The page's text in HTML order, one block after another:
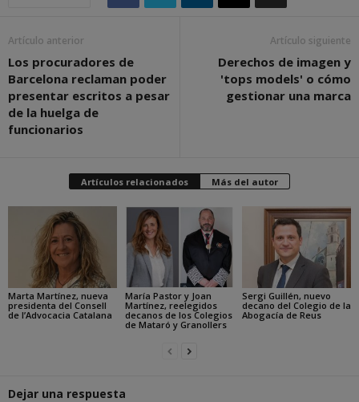
Artículo anterior
Los procuradores de
Barcelona reclaman poder
presentar escritos a pesar
de la huelga de
funcionarios
Artículo siguiente
Derechos de imagen y
'tops models' o cómo
gestionar una marca
Artículos relacionados Más del autor
Marta Martínez, nueva
presidenta del Consell
de l’Advocacia Catalana
María Pastor y Joan
Martínez, reelegidos
decanos de los Colegios
de Mataró y Granollers
Sergi Guillén, nuevo
decano del Colegio de la
Abogacía de Reus
Dejar una respuesta